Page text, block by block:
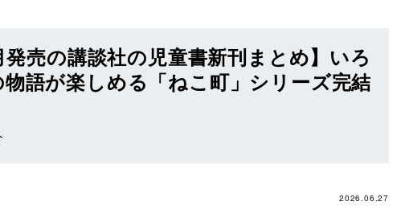
発売の講談社の児童書新刊まとめ】いろ
語が楽しめる「ねこ町」シリーズ完結
2026.06.27